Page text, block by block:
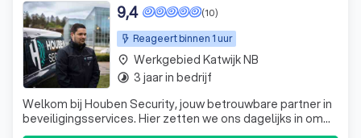
Reageert binnen 1 uur
(10)
9,4
Welkom bij Houben Security, jouw betrouwbare partner in
beveiligingsservices. Hier zetten we ons dagelijks in om
de veiligheid van mensen, organisaties en
place Werkgebied Katwijk NB
timelapse 3 jaar in bedrijf